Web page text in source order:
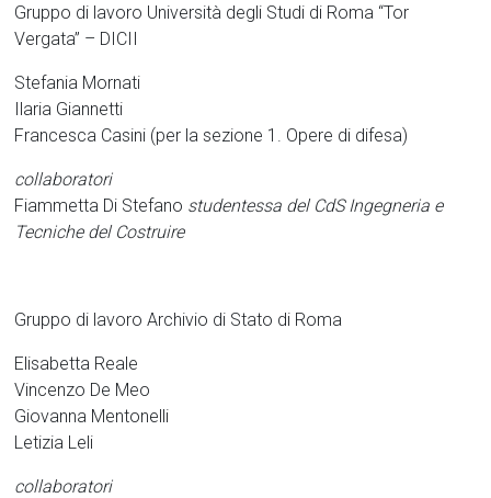
Gruppo di lavoro Università degli Studi di Roma “Tor
Vergata” – DICII
Stefania Mornati
Ilaria Giannetti
Francesca Casini (per la sezione 1. Opere di difesa)
collaboratori
Fiammetta Di Stefano studentessa del CdS Ingegneria e
Tecniche del Costruire
Gruppo di lavoro Archivio di Stato di Roma
Elisabetta Reale
Vincenzo De Meo
Giovanna Mentonelli
Letizia Leli
collaboratori